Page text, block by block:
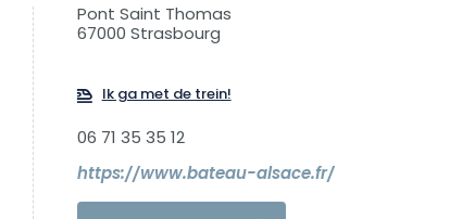
Pont Saint Thomas
67000 Strasbourg
Ik ga met de trein!
06 71 35 35 12
https://www.bateau-alsace.fr/